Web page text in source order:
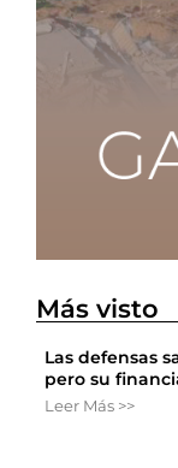
Más visto
Las defensas
pero su
Leer Más >>